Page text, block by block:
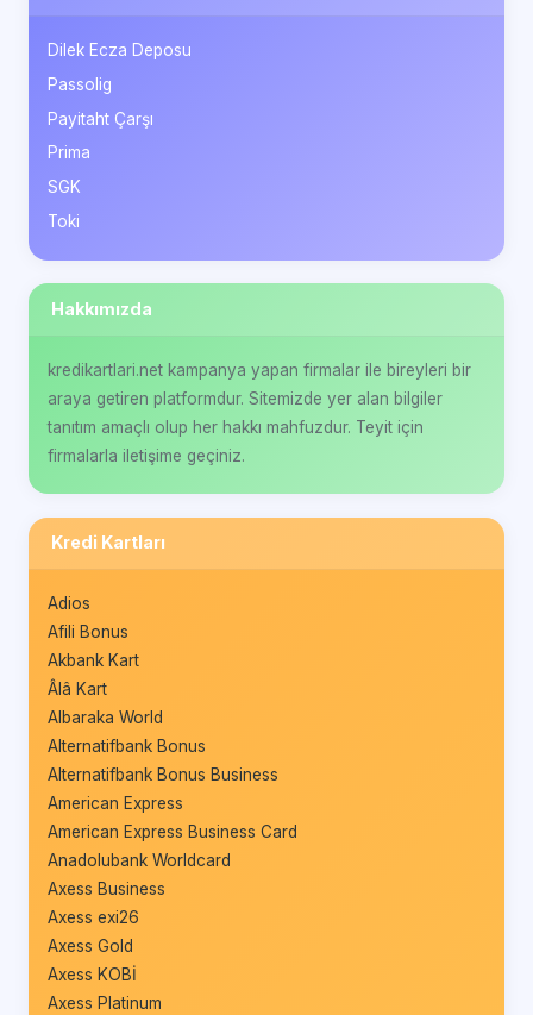
Dilek Ecza Deposu
Passolig
Payitaht Çarşı
Prima
SGK
Toki
Hakkımızda
kredikartlari.net kampanya yapan firmalar ile bireyleri bir
araya getiren platformdur. Sitemizde yer alan bilgiler
tanıtım amaçlı olup her hakkı mahfuzdur. Teyit için
firmalarla iletişime geçiniz.
Kredi Kartları
Adios
Afili Bonus
Akbank Kart
Âlâ Kart
Albaraka World
Alternatifbank Bonus
Alternatifbank Bonus Business
American Express
American Express Business Card
Anadolubank Worldcard
Axess Business
Axess exi26
Axess Gold
Axess KOBİ
Axess Platinum